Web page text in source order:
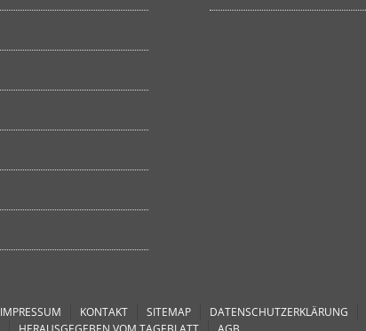
IMPRESSUM KONTAKT SITEMAP DATENSCHUTZERKLÄRUNG